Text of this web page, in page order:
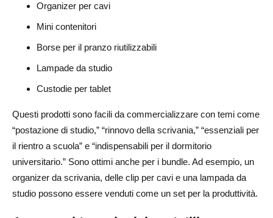
Organizer per cavi
Mini contenitori
Borse per il pranzo riutilizzabili
Lampade da studio
Custodie per tablet
Questi prodotti sono facili da commercializzare con temi come
“postazione di studio,” “rinnovo della scrivania,” “essenziali per
il rientro a scuola” e “indispensabili per il dormitorio
universitario.” Sono ottimi anche per i bundle. Ad esempio, un
organizer da scrivania, delle clip per cavi e una lampada da
studio possono essere venduti come un set per la produttività.